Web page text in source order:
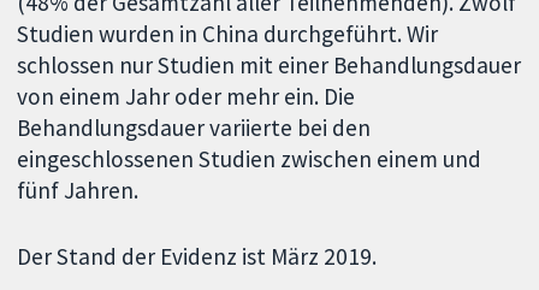
Studien wurden in China durchgeführt. Wir
schlossen nur Studien mit einer Behandlungsdauer
von einem Jahr oder mehr ein. Die
Behandlungsdauer variierte bei den
eingeschlossenen Studien zwischen einem und
fünf Jahren.
Der Stand der Evidenz ist März 2019.